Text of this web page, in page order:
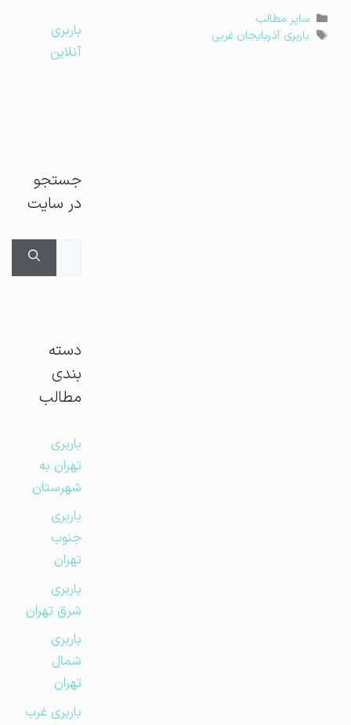
دسته‌ها
سایر مطالب
برچسب‌ها
باربری آذربایجان غربی
باربری
آنلاین
جستجو
در سایت
دسته
بندی
مطالب
باربری
تهران به
شهرستان
باربری
جنوب
تهران
باربری
شرق تهران
باربری
شمال
تهران
باربری غرب